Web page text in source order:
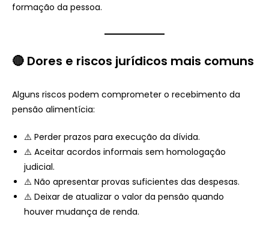
formação da pessoa.
🔴 Dores e riscos jurídicos mais comuns
Alguns riscos podem comprometer o recebimento da
pensão alimentícia:
⚠️ Perder prazos para execução da dívida.
⚠️ Aceitar acordos informais sem homologação
judicial.
⚠️ Não apresentar provas suficientes das despesas.
⚠️ Deixar de atualizar o valor da pensão quando
houver mudança de renda.